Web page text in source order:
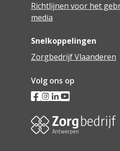
Richtlijnen voor het
media
Snelkoppelingen
Zorgbedrijf Vlaanderen
Volg ons op